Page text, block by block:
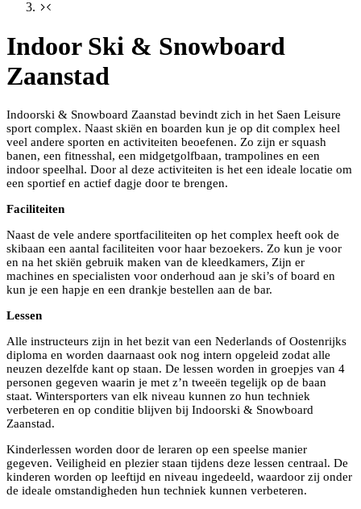
Indoor Ski & Snowboard
Zaanstad
Indoorski & Snowboard Zaanstad bevindt zich in het Saen Leisure
sport complex. Naast skiën en boarden kun je op dit complex heel
veel andere sporten en activiteiten beoefenen. Zo zijn er squash
banen, een fitnesshal, een midgetgolfbaan, trampolines en een
indoor speelhal. Door al deze activiteiten is het een ideale locatie om
een sportief en actief dagje door te brengen.
Faciliteiten
Naast de vele andere sportfaciliteiten op het complex heeft ook de
skibaan een aantal faciliteiten voor haar bezoekers. Zo kun je voor
en na het skiën gebruik maken van de kleedkamers, Zijn er
machines en specialisten voor onderhoud aan je ski’s of board en
kun je een hapje en een drankje bestellen aan de bar.
Lessen
Alle instructeurs zijn in het bezit van een Nederlands of Oostenrijks
diploma en worden daarnaast ook nog intern opgeleid zodat alle
neuzen dezelfde kant op staan. De lessen worden in groepjes van 4
personen gegeven waarin je met z’n tweeën tegelijk op de baan
staat. Wintersporters van elk niveau kunnen zo hun techniek
verbeteren en op conditie blijven bij Indoorski & Snowboard
Zaanstad.
Kinderlessen worden door de leraren op een speelse manier
gegeven. Veiligheid en plezier staan tijdens deze lessen centraal. De
kinderen worden op leeftijd en niveau ingedeeld, waardoor zij onder
de ideale omstandigheden hun techniek kunnen verbeteren.